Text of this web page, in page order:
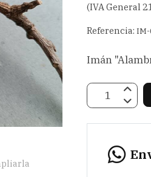
(IVA General
Referencia:
Imán